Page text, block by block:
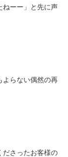
ーー」と先に声
らない偶然の再
さったお客様の